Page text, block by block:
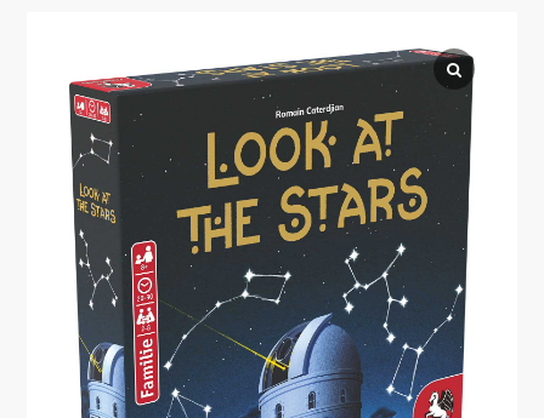
Gesellschaftsspiele
Krimi-Dinner
Living Card Games
Malen/Modellbau
Rollenspiele
Sammelkartenspiele